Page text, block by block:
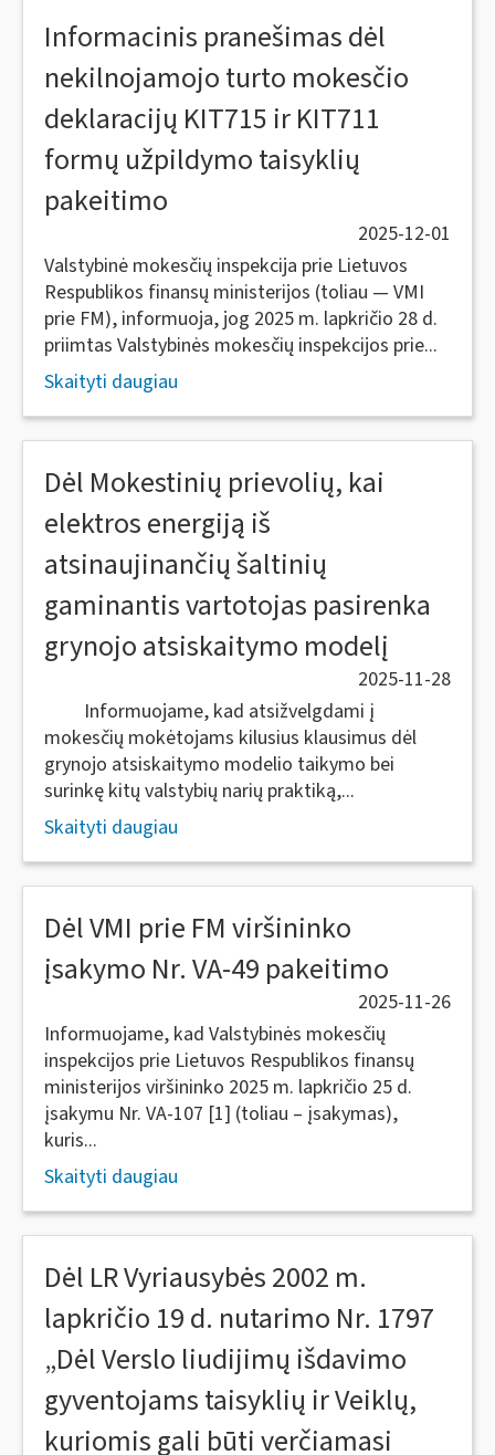
Informacinis pranešimas dėl
nekilnojamojo turto mokesčio
deklaracijų KIT715 ir KIT711
formų užpildymo taisyklių
pakeitimo
2025-12-01
Valstybinė mokesčių inspekcija prie Lietuvos
Respublikos finansų ministerijos (toliau — VMI
prie FM), informuoja, jog 2025 m. lapkričio 28 d.
priimtas Valstybinės mokesčių inspekcijos prie...
Skaityti daugiau
Dėl Mokestinių prievolių, kai
elektros energiją iš
atsinaujinančių šaltinių
gaminantis vartotojas pasirenka
grynojo atsiskaitymo modelį
2025-11-28
Informuojame, kad atsižvelgdami į
mokesčių mokėtojams kilusius klausimus dėl
grynojo atsiskaitymo modelio taikymo bei
surinkę kitų valstybių narių praktiką,...
Skaityti daugiau
Dėl VMI prie FM viršininko
įsakymo Nr. VA-49 pakeitimo
2025-11-26
Informuojame, kad Valstybinės mokesčių
inspekcijos prie Lietuvos Respublikos finansų
ministerijos viršininko 2025 m. lapkričio 25 d.
įsakymu Nr. VA-107 [1] (toliau – įsakymas),
kuris...
Skaityti daugiau
Dėl LR Vyriausybės 2002 m.
lapkričio 19 d. nutarimo Nr. 1797
„Dėl Verslo liudijimų išdavimo
gyventojams taisyklių ir Veiklų,
kuriomis gali būti verčiamasi